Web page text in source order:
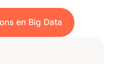
en Big Data